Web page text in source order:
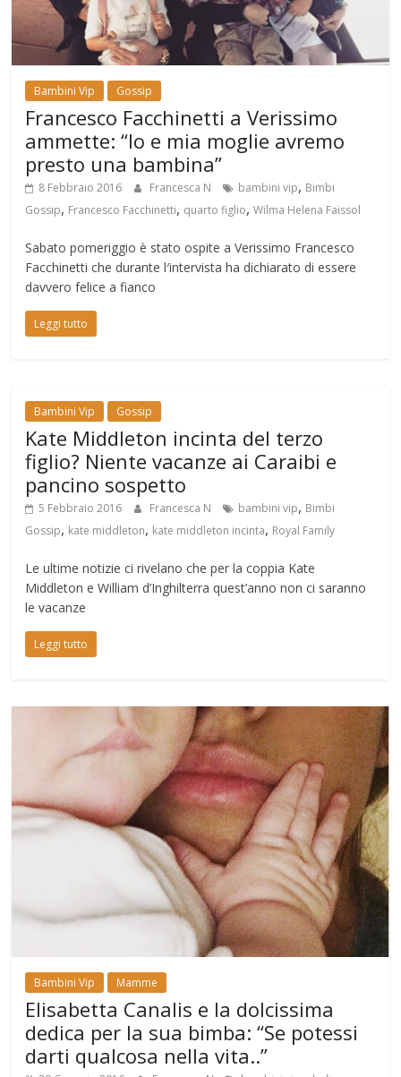
Bambini Vip Gossip
Francesco Facchinetti a Verissimo
ammette: “Io e mia moglie avremo
presto una bambina”
8 Febbraio 2016 Francesca N bambini vip, Bimbi
Gossip, Francesco Facchinetti, quarto figlio,Wilma Helena Faissol
Sabato pomeriggio è stato ospite a Verissimo Francesco
Facchinetti che durante l′intervista ha dichiarato di essere
davvero felice a fianco
Leggi tutto
Bambini Vip Gossip
Kate Middleton incinta del terzo
figlio? Niente vacanze ai Caraibi e
pancino sospetto
5 Febbraio 2016 Francesca N bambini vip, Bimbi
Gossip, kate middleton, kate middleton incinta, Royal Family
Le ultime notizie ci rivelano che per la coppia Kate
Middleton e William d’Inghilterra quest’anno non ci saranno
le vacanze
Leggi tutto
Bambini Vip Mamme
Elisabetta Canalis e la dolcissima
dedica per la sua bimba: “Se potessi
darti qualcosa nella vita..”